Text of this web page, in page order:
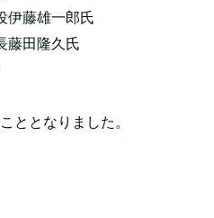
伊藤雄一郎氏
藤田隆久氏
ととなりました。